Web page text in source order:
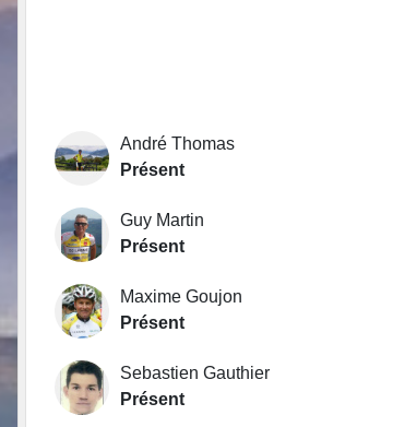
André Thomas
Présent
Guy Martin
Présent
Maxime Goujon
Présent
Sebastien Gauthier
Présent